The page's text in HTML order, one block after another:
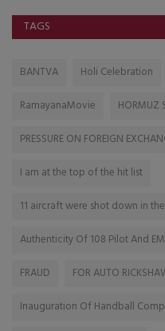
TAGS
BANTVA Holi Celebration
RamayanaMovie
HORMUZ
PRESSURE ON FOREIGN
I am at the top of the hit list
11 aircraft were shot down in
Authenticity Of 108 Pilot And
FRAUD
FOR AUTO
Inauguration Of Handball